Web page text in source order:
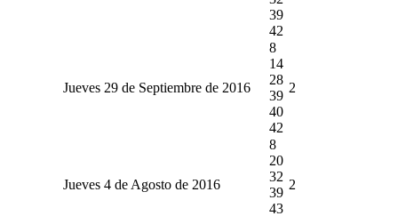
39
42
Jueves 29 de Septiembre de 2016
8
14
28
39
40
42
2
Jueves 4 de Agosto de 2016
8
20
32
39
43
2